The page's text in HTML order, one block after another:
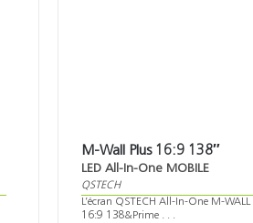
M-Wall Plus 16:9 138″
LED All-In-One MOBILE
QSTECH
L’écran QSTECH All-In-One M-WALL
16:9 138&Prime . . .